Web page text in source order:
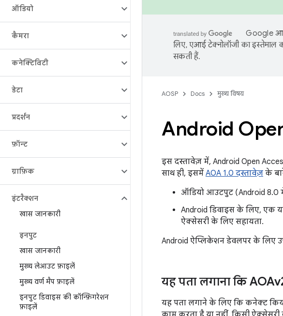
ऑडियो
कैमरा
कनेक्टिविटी
डेटा
प्रदर्शन
फ़ॉन्ट
ग्राफ़िक
इंटरैक्शन
खास जानकारी
इनपुट
खास जानकारी
मुख्य लेआउट फ़ाइलें
मुख्य वर्ण मैप फ़ाइलें
इनपुट डिवाइस की कॉन्फ़िगरेशन
फ़ाइलें
Google
लिए, एआई टेक्नोलॉजी का इस्तेमाल
सकती हैं.
AOSP Docs मुख्य विषय
Android
इस दस्तावेज़ में, Android Open
साथ ही, इसमें AOA 1.0 दस्तावेज़ के
ऑडियो आउटपुट (Android 8.0
Android डिवाइस के लिए, एक
ऐक्सेसरी के लिए सहायता.
Android ऐप्लिकेशन डेवलपर के लिए
यह पता लगाना कि
यह पता लगाने के लिए कि कनेक्ट